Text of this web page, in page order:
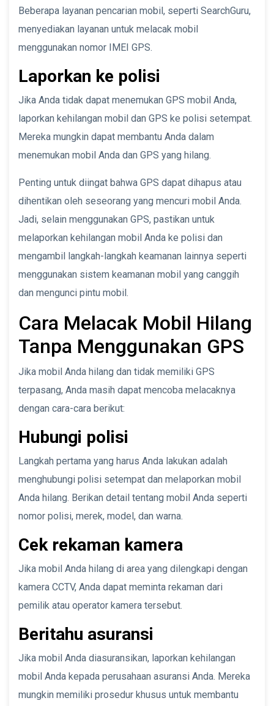
Beberapa layanan pencarian mobil, seperti SearchGuru,
menyediakan layanan untuk melacak mobil
menggunakan nomor IMEI GPS.
Laporkan ke polisi
Jika Anda tidak dapat menemukan GPS mobil Anda,
laporkan kehilangan mobil dan GPS ke polisi setempat.
Mereka mungkin dapat membantu Anda dalam
menemukan mobil Anda dan GPS yang hilang.
Penting untuk diingat bahwa GPS dapat dihapus atau
dihentikan oleh seseorang yang mencuri mobil Anda.
Jadi, selain menggunakan GPS, pastikan untuk
melaporkan kehilangan mobil Anda ke polisi dan
mengambil langkah-langkah keamanan lainnya seperti
menggunakan sistem keamanan mobil yang canggih
dan mengunci pintu mobil.
Cara Melacak Mobil Hilang
Tanpa Menggunakan GPS
Jika mobil Anda hilang dan tidak memiliki GPS
terpasang, Anda masih dapat mencoba melacaknya
dengan cara-cara berikut:
Hubungi polisi
Langkah pertama yang harus Anda lakukan adalah
menghubungi polisi setempat dan melaporkan mobil
Anda hilang. Berikan detail tentang mobil Anda seperti
nomor polisi, merek, model, dan warna.
Cek rekaman kamera
Jika mobil Anda hilang di area yang dilengkapi dengan
kamera CCTV, Anda dapat meminta rekaman dari
pemilik atau operator kamera tersebut.
Beritahu asuransi
Jika mobil Anda diasuransikan, laporkan kehilangan
mobil Anda kepada perusahaan asuransi Anda. Mereka
mungkin memiliki prosedur khusus untuk membantu